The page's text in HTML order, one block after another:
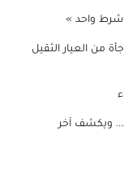
شرط واحد »
من العيار الثقيل
ويكشف آخر